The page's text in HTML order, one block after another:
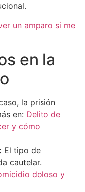
un amparo si me
en la
la prisión
en: Delito de
y cómo
El tipo de
cautelar.
doloso y